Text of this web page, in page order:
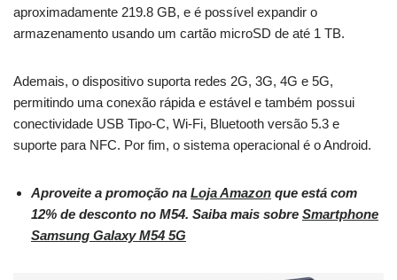
aproximadamente 219.8 GB, e é possível expandir o
armazenamento usando um cartão microSD de até 1 TB.
Ademais, o dispositivo suporta redes 2G, 3G, 4G e 5G,
permitindo uma conexão rápida e estável e também possui
conectividade USB Tipo-C, Wi-Fi, Bluetooth versão 5.3 e
suporte para NFC. Por fim, o sistema operacional é o Android.
Aproveite a promoção na Loja Amazon que está com
12% de desconto no M54. Saiba mais sobre Smartphone
Samsung Galaxy M54 5G